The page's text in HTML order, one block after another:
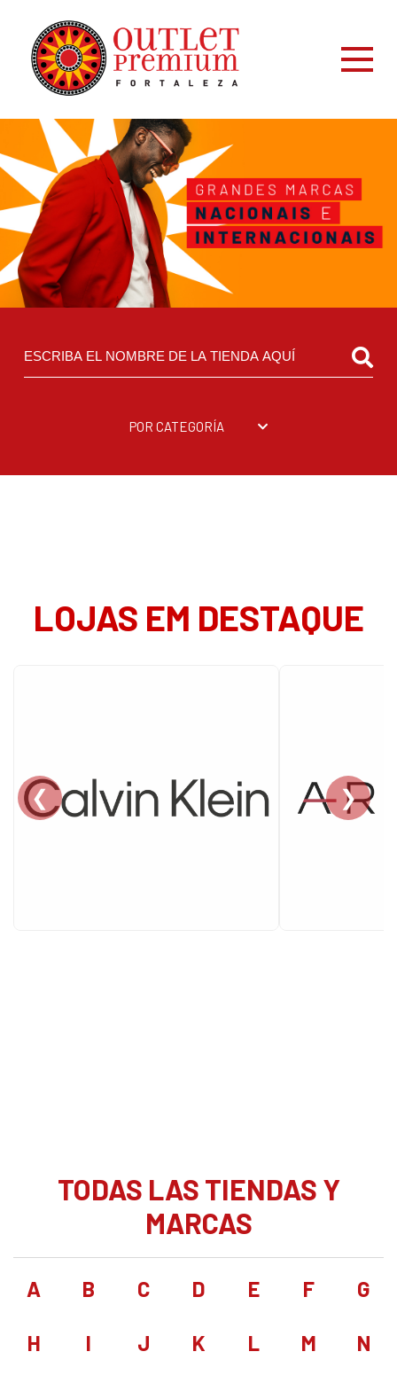
POR CATEGORÍA
LOJAS EM DESTAQUE
❮ ❯
TODAS LAS TIENDAS Y
MARCAS
A B C D E F G
H I J K L M N